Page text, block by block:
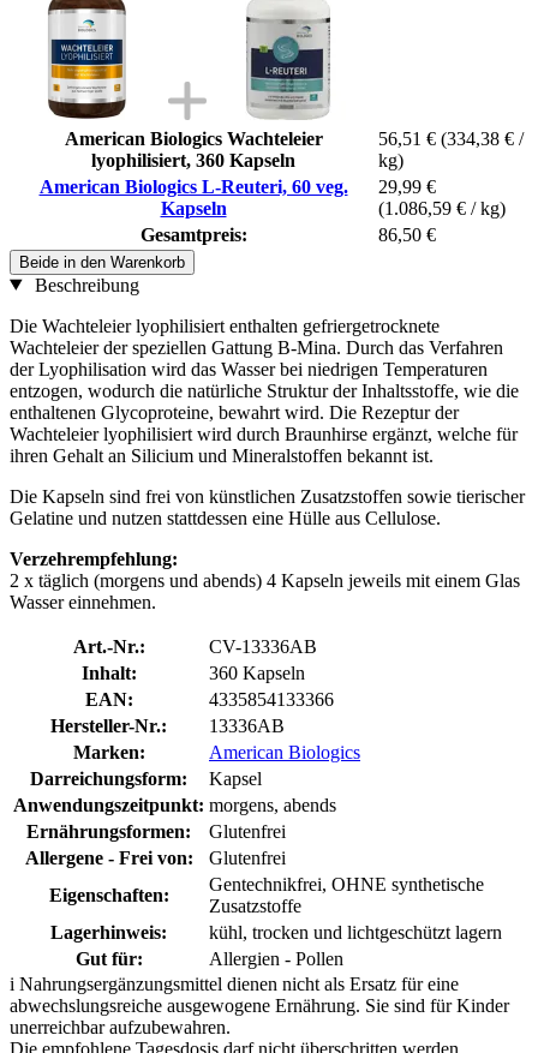
American Biologics Wachteleier
lyophilisiert, 360 Kapseln
56,51 € (334,38 € /
kg)
American Biologics L-Reuteri, 60 veg.
Kapseln
29,99 €
(1.086,59 € / kg)
Gesamtpreis:
86,50 €
Beide in den Warenkorb
Beschreibung
Die Wachteleier lyophilisiert enthalten gefriergetrocknete
Wachteleier der speziellen Gattung B-Mina. Durch das Verfahren
der Lyophilisation wird das Wasser bei niedrigen Temperaturen
entzogen, wodurch die natürliche Struktur der Inhaltsstoffe, wie die
enthaltenen Glycoproteine, bewahrt wird. Die Rezeptur der
Wachteleier lyophilisiert wird durch Braunhirse ergänzt, welche für
ihren Gehalt an Silicium und Mineralstoffen bekannt ist.
Die Kapseln sind frei von künstlichen Zusatzstoffen sowie tierischer
Gelatine und nutzen stattdessen eine Hülle aus Cellulose.
Verzehrempfehlung:
2 x täglich (morgens und abends) 4 Kapseln jeweils mit einem Glas
Wasser einnehmen.
Art.-Nr.:
CV-13336AB
Inhalt:
360 Kapseln
EAN:
4335854133366
Hersteller-Nr.:
13336AB
Marken:
American Biologics
Darreichungsform:
Kapsel
Anwendungszeitpunkt: morgens, abends
Ernährungsformen:
Glutenfrei
Allergene - Frei von:
Glutenfrei
Eigenschaften:
Gentechnikfrei, OHNE synthetische
Zusatzstoffe
Lagerhinweis:
kühl, trocken und lichtgeschützt lagern
Gut für:
Allergien - Pollen
i Nahrungsergänzungsmittel dienen nicht als Ersatz für eine
abwechslungsreiche ausgewogene Ernährung. Sie sind für Kinder
unerreichbar aufzubewahren.
Die empfohlene Tagesdosis darf nicht überschritten werden.